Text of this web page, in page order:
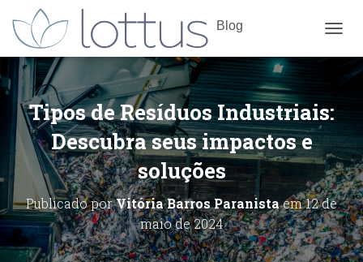
Blog
Tipos de Resíduos Industriais:
Descubra seus impactos e
soluções
Publicado porVitória Barros Paranistaem12 de
maio de 2024